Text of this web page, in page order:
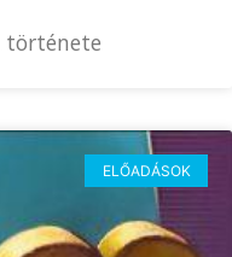
története
ELŐADÁSOK